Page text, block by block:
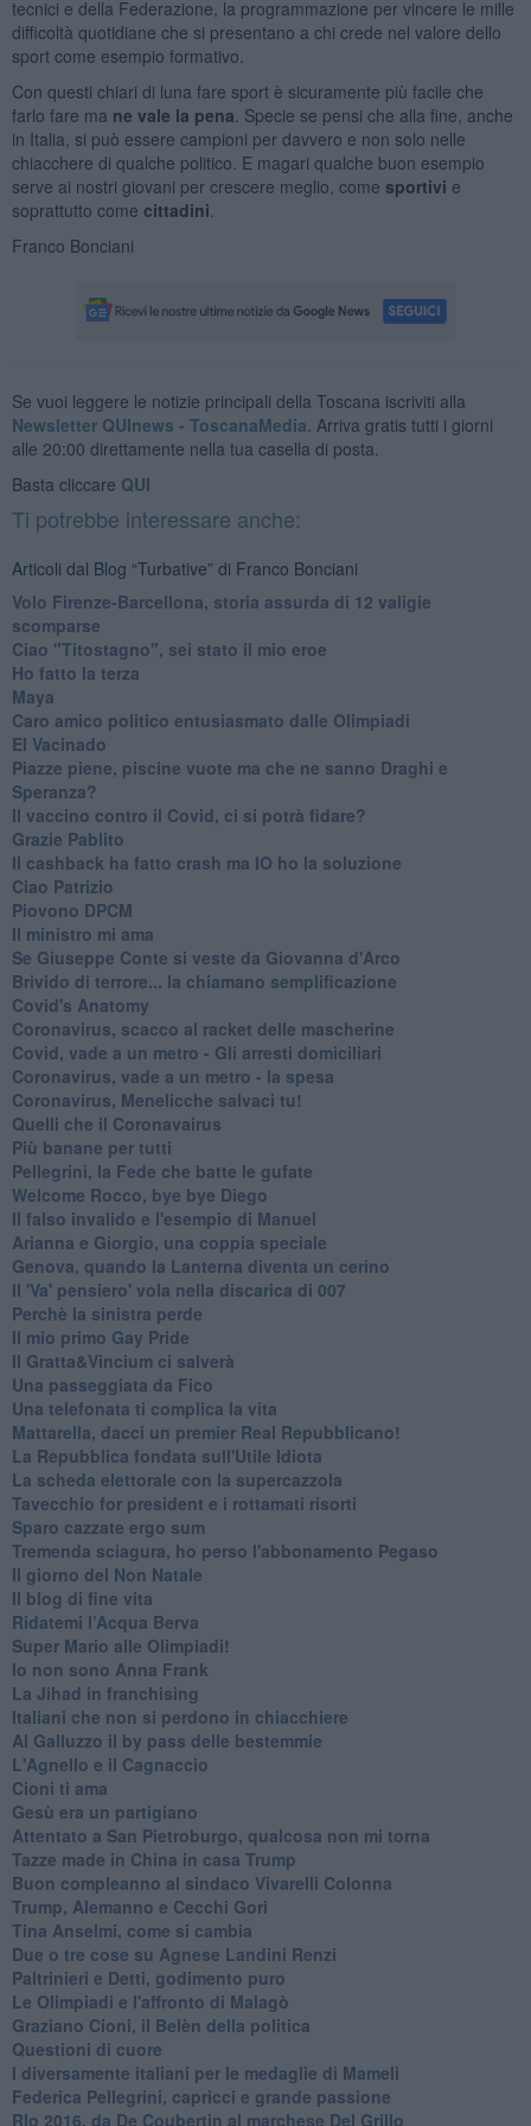
tecnici e della Federazione, la programmazione per vincere le mille
difficoltà quotidiane che si presentano a chi crede nel valore dello
sport come esempio formativo.
Con questi chiari di luna fare sport è sicuramente più facile che
farlo fare ma ne vale la pena . Specie se pensi che alla fine, anche
in Italia, si può essere campioni per davvero e non solo nelle
chiacchere di qualche politico. E magari qualche buon esempio
serve ai nostri giovani per crescere meglio, come sportivi e
soprattutto come cittadini
Franco Bonciani
Se vuoi leggere le notizie principali della Toscana iscriviti alla
Newsletter QUInews - ToscanaMedia. Arriva gratis tutti i giorni
alle 20:00 direttamente nella tua casella di posta.
Basta cliccare QUI
Ti potrebbe interessare anche:
Articoli dal Blog “Turbative” di Franco Bonciani
Volo Firenze-Barcellona, storia assurda di 12 valigie
scomparse
Ciao "Titostagno", sei stato il mio eroe
Ho fatto la terza
Maya
Caro amico politico entusiasmato dalle Olimpiadi
El Vacinado
Piazze piene, piscine vuote ma che ne sanno Draghi e
Speranza?
​Il vaccino contro il Covid, ci si potrà fidare?
Grazie Pablito
Il cashback ha fatto crash ma IO ho la soluzione
Ciao Patrizio
Piovono DPCM
Il ministro mi ama
Se Giuseppe Conte si veste da Giovanna d'Arco
Brivido di terrore... la chiamano semplificazione
Covid's Anatomy
Coronavirus, scacco al racket delle mascherine
Covid, vade a un metro - Gli arresti domiciliari
Coronavirus, vade a un metro - la spesa
Coronavirus, Menelicche salvaci tu!
Quelli che il Coronavairus
Più banane per tutti
Pellegrini, la Fede che batte le gufate
Welcome Rocco, bye bye Diego
Il falso invalido e l'esempio di Manuel
Arianna e Giorgio, una coppia speciale
Genova, quando la Lanterna diventa un cerino
Il 'Va' pensiero' vola nella discarica di 007
Perchè la sinistra perde
Il mio primo Gay Pride
Il Gratta&Vincium ci salverà
Una passeggiata da Fico
Una telefonata ti complica la vita
Mattarella, dacci un premier Real Repubblicano!
La Repubblica fondata sull'Utile Idiota
La scheda elettorale con la supercazzola
Tavecchio for president e i rottamati risorti
Sparo cazzate ergo sum
Tremenda sciagura, ho perso l'abbonamento Pegaso
Il giorno del Non Natale
Il blog di fine vita
​Ridatemi l’Acqua Berva
Super Mario alle Olimpiadi!
Io non sono Anna Frank
​La Jihad in franchising
Italiani che non si perdono in chiacchiere
Al Galluzzo il by pass delle bestemmie
L'Agnello e il Cagnaccio
Cioni ti ama
​Gesù era un partigiano
Attentato a San Pietroburgo, qualcosa non mi torna
Tazze made in China in casa Trump
Buon compleanno al sindaco Vivarelli Colonna
Trump, Alemanno e Cecchi Gori
Tina Anselmi, come si cambia
Due o tre cose su Agnese Landini Renzi
Paltrinieri e Detti, godimento puro
Le Olimpiadi e l'affronto di Malagò
Graziano Cioni, il Belèn della politica
Questioni di cuore
I diversamente italiani per le medaglie di Mameli
Federica Pellegrini, capricci e grande passione
RIo 2016, da De Coubertin al marchese Del Grillo